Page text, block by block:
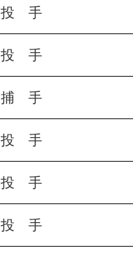
投 手
投 手
捕 手
投 手
投 手
投 手